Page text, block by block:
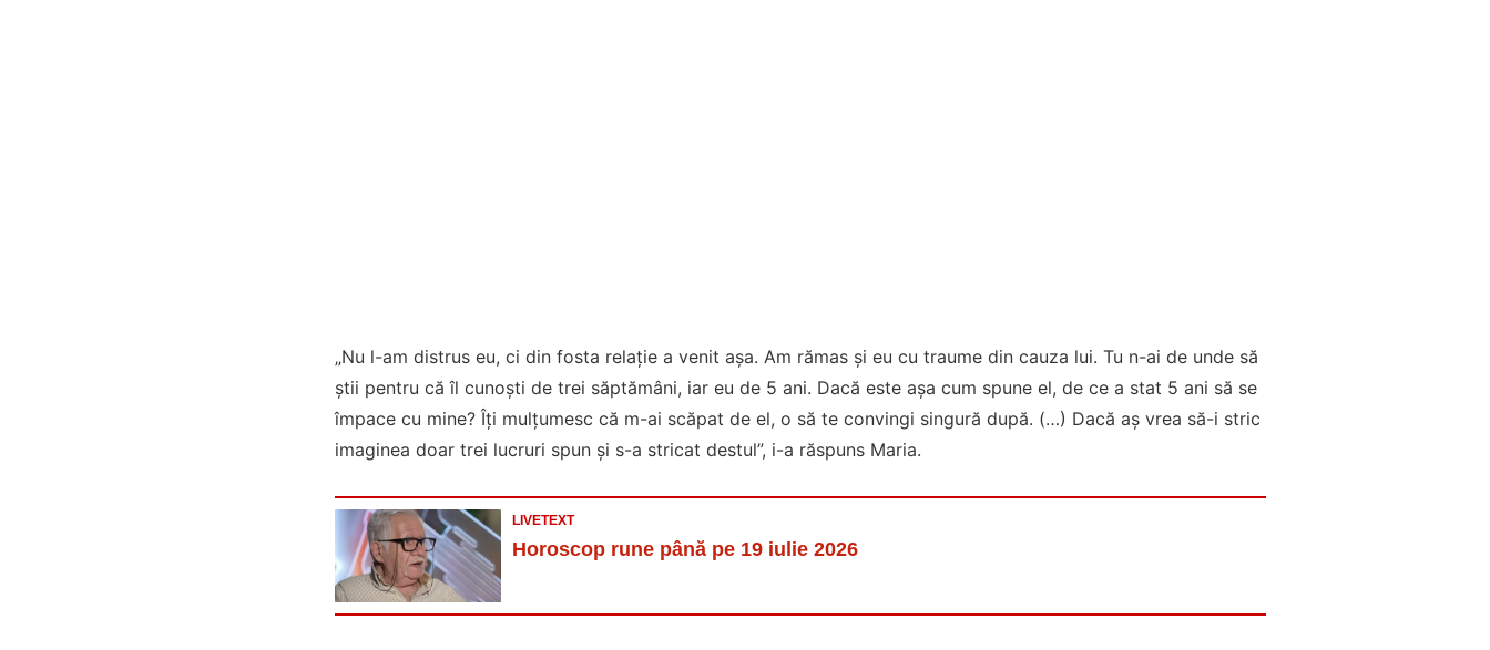
„Nu l-am distrus eu, ci din fosta relație a venit așa. Am rămas și eu cu traume din cauza lui. Tu n-ai de unde să
știi pentru că îl cunoști de trei săptămâni, iar eu de 5 ani. Dacă este așa cum spune el, de ce a stat 5 ani să se
împace cu mine? Îți mulțumesc că m-ai scăpat de el, o să te convingi singură după. (…) Dacă aș vrea să-i stric
imaginea doar trei lucruri spun și s-a stricat destul”, i-a răspuns Maria.
LIVETEXT
Horoscop rune până pe 19 iulie 2026